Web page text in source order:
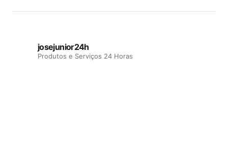
josejunior24h
Produtos e Serviços 24 Horas